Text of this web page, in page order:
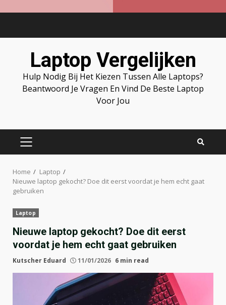
Laptop Vergelijken
Hulp Nodig Bij Het Kiezen Tussen Alle Laptops?
Beantwoord Je Vragen En Vind De Beste Laptop
Voor Jou
PRIMARY
Home
Laptop
Nieuwe laptop gekocht? Doe dit eerst voordat je hem echt gaat
gebruiken
Laptop
Nieuwe laptop gekocht? Doe dit eerst
voordat je hem echt gaat gebruiken
Kutscher Eduard 11/01/2026 6 min read